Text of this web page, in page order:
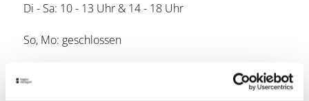
Di - Sa: 10 - 13 Uhr & 14 - 18 Uhr
So, Mo: geschlossen